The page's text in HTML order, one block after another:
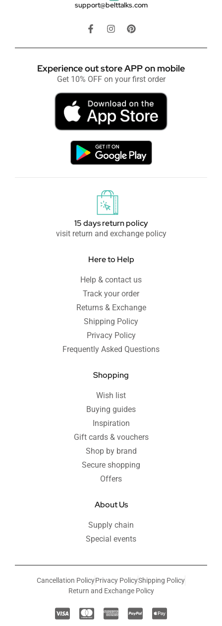
support@belttalks.com
Experience out store APP on mobile
Get 10% OFF on your first order
15 days return policy
visit return and exchange policy
Here to Help
Help & contact us
Track your order
Returns & Exchange
Shipping Policy
Privacy Policy
Frequently Asked Questions
Shopping
Wish list
Buying guides
Inspiration
Gift cards & vouchers
Shop by brand
Secure shopping
Offers
About Us
Supply chain
Special events
Cancellation PolicyPrivacy PolicyShipping Policy
Return and Exchange Policy